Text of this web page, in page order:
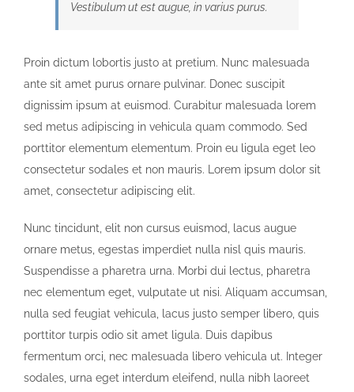
Vestibulum ut est augue, in varius purus.
Proin dictum lobortis justo at pretium. Nunc malesuada
ante sit amet purus ornare pulvinar. Donec suscipit
dignissim ipsum at euismod. Curabitur malesuada lorem
sed metus adipiscing in vehicula quam commodo. Sed
porttitor elementum elementum. Proin eu ligula eget leo
consectetur sodales et non mauris. Lorem ipsum dolor sit
amet, consectetur adipiscing elit.
Nunc tincidunt, elit non cursus euismod, lacus augue
ornare metus, egestas imperdiet nulla nisl quis mauris.
Suspendisse a pharetra urna. Morbi dui lectus, pharetra
nec elementum eget, vulputate ut nisi. Aliquam accumsan,
nulla sed feugiat vehicula, lacus justo semper libero, quis
porttitor turpis odio sit amet ligula. Duis dapibus
fermentum orci, nec malesuada libero vehicula ut. Integer
sodales, urna eget interdum eleifend, nulla nibh laoreet